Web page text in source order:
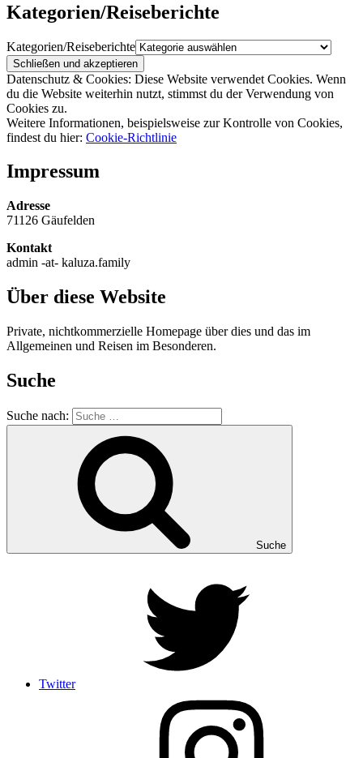
Kategorien/Reiseberichte
Kategorien/Reiseberichte
Datenschutz & Cookies: Diese Website verwendet Cookies. Wenn
du die Website weiterhin nutzt, stimmst du der Verwendung von
Cookies zu.
Weitere Informationen, beispielsweise zur Kontrolle von Cookies,
findest du hier: Cookie-Richtlinie
Impressum
Adresse
71126 Gäufelden
Kontakt
admin -at- kaluza.family
Über diese Website
Private, nichtkommerzielle Homepage über dies und das im
Allgemeinen und Reisen im Besonderen.
Suche
Suche nach:
Suche
Twitter